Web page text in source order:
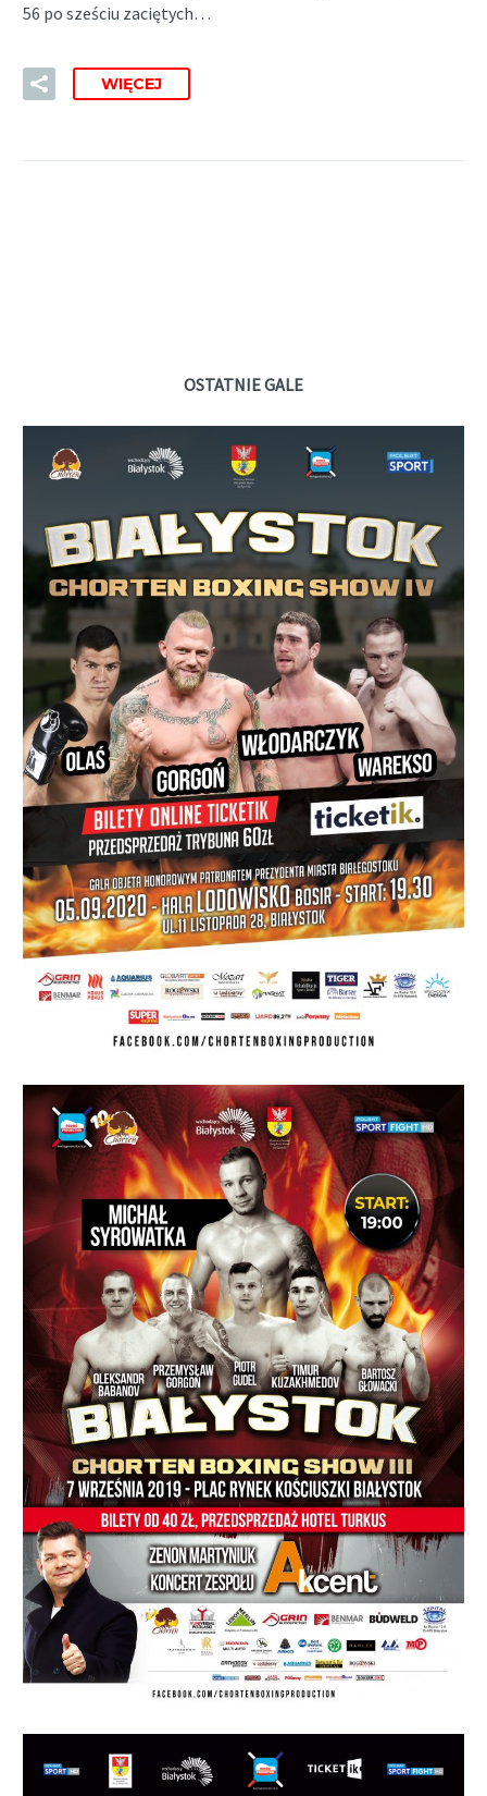
56 po sześciu zaciętych…
WIĘCEJ
OSTATNIE GALE